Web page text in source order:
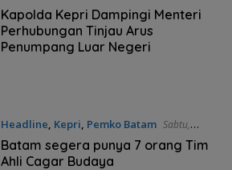
Kapolda Kepri Dampingi Menteri
Perhubungan Tinjau Arus
Penumpang Luar Negeri
Headline, Kepri, Pemko Batam Sabtu,
01/05/2021 - 18:43 WIB
Batam segera punya 7 orang Tim
Ahli Cagar Budaya